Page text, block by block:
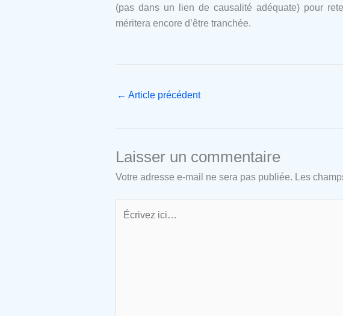
(pas dans un lien de causalité adéquate) pour
méritera encore d’être tranchée.
← Article précédent
Laisser un commentaire
Votre adresse e-mail ne sera pas publiée. Les